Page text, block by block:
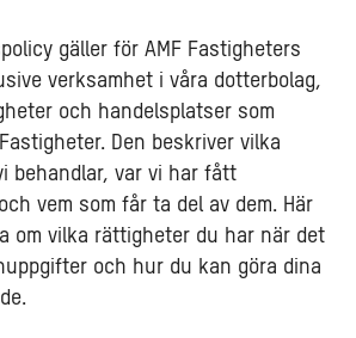
gäller för AMF Fastigheters
verksamhet i våra dotterbolag,
och handelsplatser som
Den beskriver vilka
behandlar, var vi har fått
vem som får ta del av dem. Här
om vilka rättigheter du har när det
och hur du kan göra dina